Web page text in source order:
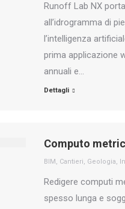
Runoff Lab NX
all’idrogramma di
l’intelligenza
prima applicazione
annuali e…
Dettagli
Computo
BIM, Cantieri, Geologia,
Redigere computi
spesso lunga e